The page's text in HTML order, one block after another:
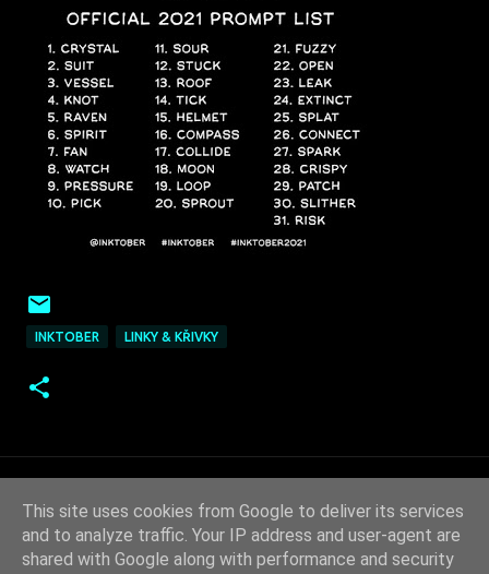
INKTOBER LINKY & KŘIVKY
This site uses cookies from Google to deliver its services
and to analyze traffic. Your IP address and user-agent are
shared with Google along with performance and security